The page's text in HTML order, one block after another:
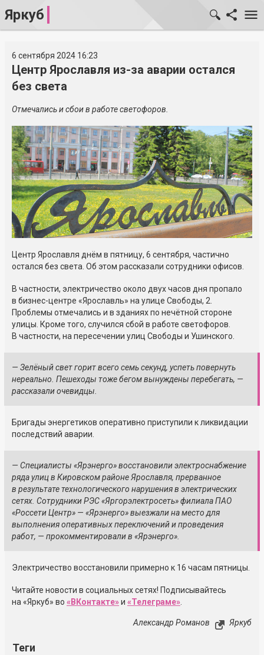
Яркуб
6 сентября 2024 16:23
Центр Ярославля из-за аварии остался
без света
Отмечались и сбои в работе светофоров.
Центр Ярославля днём в пятницу, 6 сентября, частично
остался без света. Об этом рассказали сотрудники офисов.
В частности, электричество около двух часов дня пропало
в бизнес-центре «Ярославль» на улице Свободы, 2.
Проблемы отмечались и в зданиях по нечётной стороне
улицы. Кроме того, случился сбой в работе светофоров.
В частности, на пересечении улиц Свободы и Ушинского.
— Зелёный свет горит всего семь секунд, успеть повернуть
нереально. Пешеходы тоже бегом вынуждены перебегать, —
рассказали очевидцы.
Бригады энергетиков оперативно приступили к ликвидации
последствий аварии.
— Специалисты «Ярэнерго» восстановили электроснабжение
ряда улиц в Кировском районе Ярославля, прерванное
в результате технологического нарушения в электрических
сетях. Сотрудники РЭС «Яргорэлектросеть» филиала ПАО
«Россети Центр» — «Ярэнерго» выезжали на место для
выполнения оперативных переключений и проведения
работ, — прокомментировали в «Ярэнерго».
Электричество восстановили примерно к 16 часам пятницы.
Читайте новости в социальных сетях! Подписывайтесь
на «Яркуб» во «ВКонтакте»и «Телеграме».
Александр Романов Яркуб
Теги